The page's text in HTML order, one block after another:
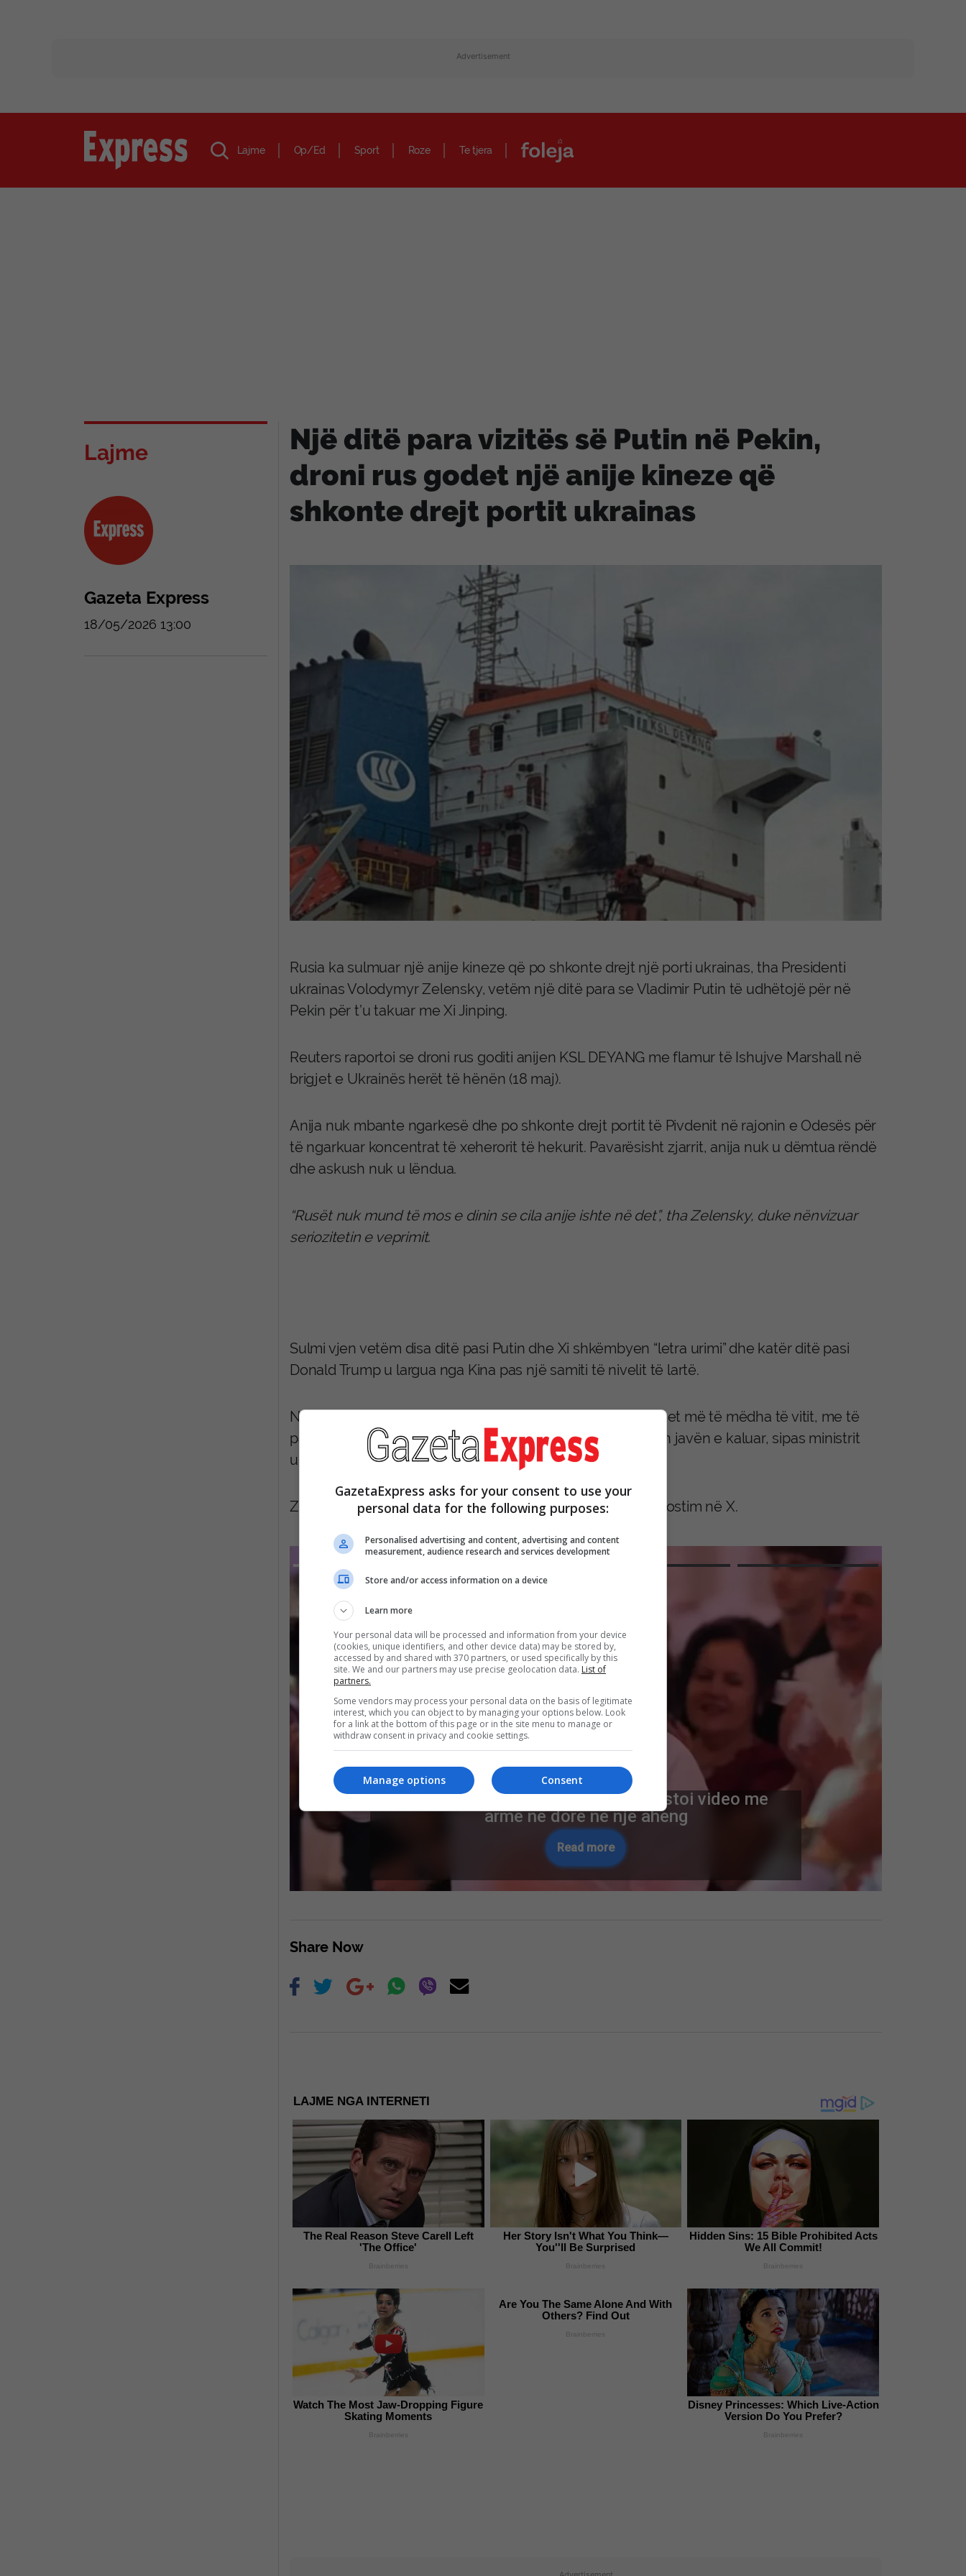
Advertisement
Lajme Op/Ed Sport Roze Te tjera
Lajme
Gazeta Express
18/05/2026 13:00
Një ditë para vizitës së Putin në Pekin,
droni rus godet një anije kineze që
shkonte drejt portit ukrainas
Rusia ka sulmuar një anije kineze që po shkonte drejt një porti ukrainas, tha Presidenti
ukrainas Volodymyr Zelensky, vetëm një ditë para se Vladimir Putin të udhëtojë për në
Pekin për t’u takuar me Xi Jinping.
Reuters raportoi se droni rus goditi anijen KSL DEYANG me flamur të Ishujve Marshall në
brigjet e Ukrainës herët të hënën (18 maj).
Anija nuk mbante ngarkesë dhe po shkonte drejt portit të Pivdenit në rajonin e Odesës për
të ngarkuar koncentrat të xeherorit të hekurit. Pavarësisht zjarrit, anija nuk u dëmtua rëndë
dhe askush nuk u lëndua.
“Rusët nuk mund të mos e dinin se cila anije ishte në det”, tha Zelensky, duke nënvizuar
seriozitetin e veprimit.
Sulmi vjen vetëm disa ditë pasi Putin dhe Xi shkëmbyen “letra urimi” dhe katër ditë pasi
Donald Trump u largua nga Kina pas një samiti të nivelit të lartë.
Në të njëjtën kohë, Rusia është përballur me një nga sulmet më të mëdha të vitit, me të
paktën 3,124 dronë ukrainas që u kapën dhe u shkatërruan javën e kaluar, sipas ministrit
ukrainas të mbrojtjes.
Zelensky i quajti sulmet “plotësisht të justifikuara” në një postim në X.
Labinot Rexha ftohet në polici, postoi video me
armë në dorë në një aheng
Read more
Share Now
LAJME NGA INTERNETI
The Real Reason Steve Carell Left
'The Office'
Brainberries
Her Story Isn't What You Think—
You''ll Be Surprised
Brainberries
Hidden Sins: 15 Bible Prohibited Acts
We All Commit!
Brainberries
Watch The Most Jaw‑Dropping Figure
Skating Moments
Brainberries
Are You The Same Alone And With
Others? Find Out
Brainberries
Disney Princesses: Which Live-Action
Version Do You Prefer?
Brainberries
GazetaExpress asks for your consent to use your
personal data for the following purposes:
Personalised advertising and content, advertising and content
measurement, audience research and services development
Store and/or access information on a device
Learn more
Your personal data will be processed and information from your device
(cookies, unique identifiers, and other device data) may be stored by,
accessed by and shared with 370 partners, or used specifically by this
site. We and our partners may use precise geolocation data. List of
partners.
Some vendors may process your personal data on the basis of legitimate
interest, which you can object to by managing your options below. Look
for a link at the bottom of this page or in the site menu to manage or
withdraw consent in privacy and cookie settings.
Consent
Manage options